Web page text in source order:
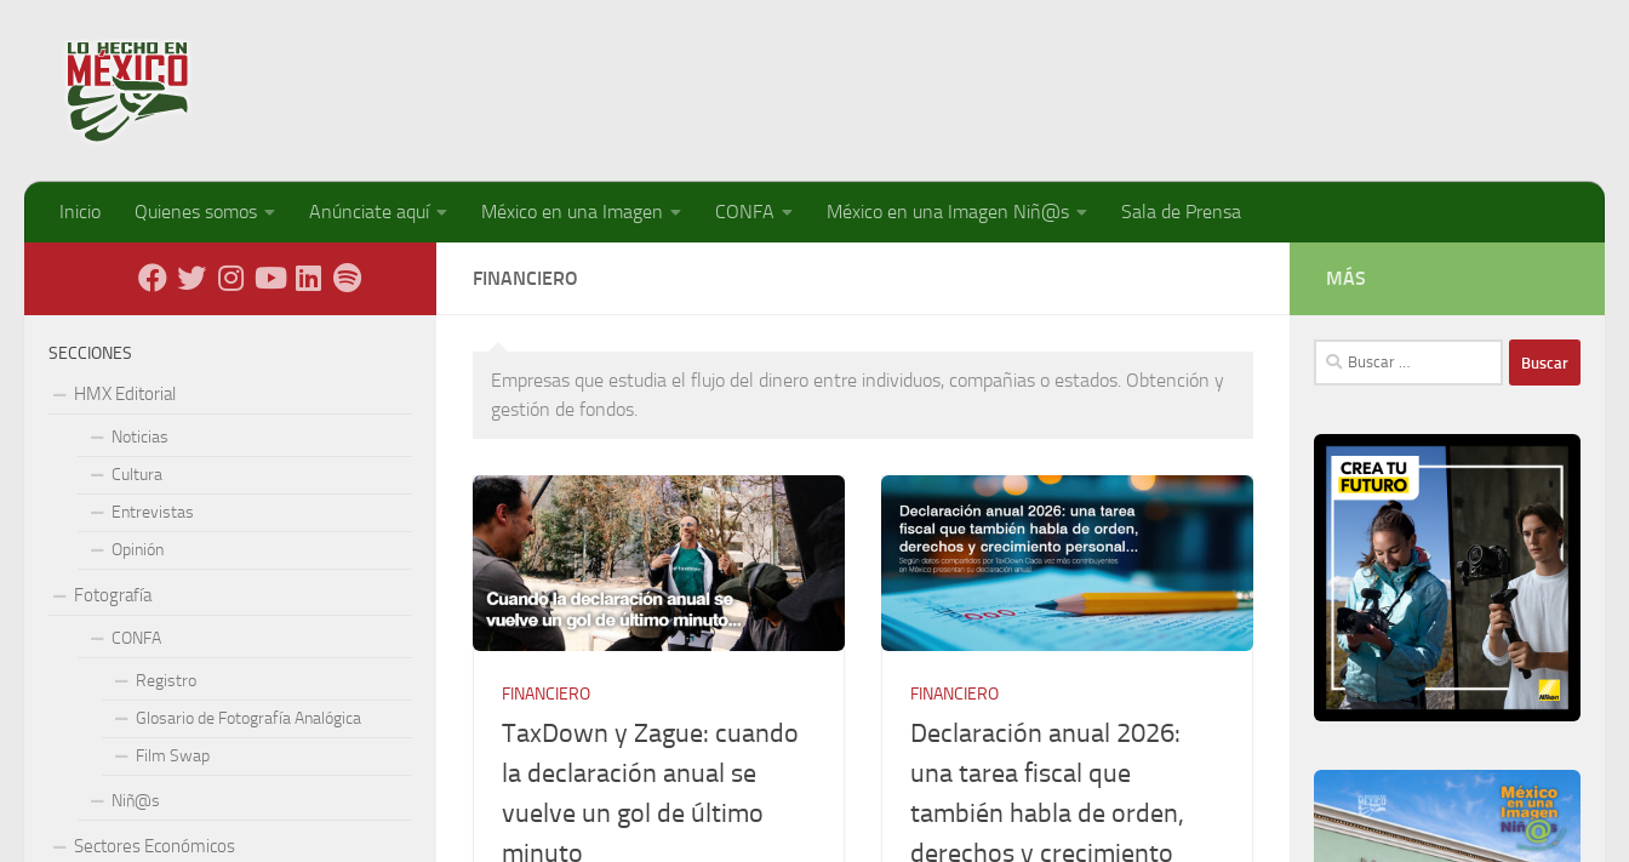
Inicio Quienes somos Anúnciate aquí México en una Imagen CONFA México en una Imagen Niñ@s Sala de Prensa
FINANCIERO
Empresas que estudia el flujo del dinero entre individuos, compañias o estados. Obtención y
gestión de fondos.
FINANCIERO
TaxDown y Zague: cuando
la declaración anual se
vuelve un gol de último
minuto
FINANCIERO
Declaración anual 2026:
una tarea fiscal que
también habla de orden,
derechos y crecimiento
SECCIONES
HMX Editorial
Noticias
Cultura
Entrevistas
Opinión
Fotografía
CONFA
Registro
Glosario de Fotografía Analógica
Film Swap
Niñ@s
Sectores Económicos
MÁS
Buscar: